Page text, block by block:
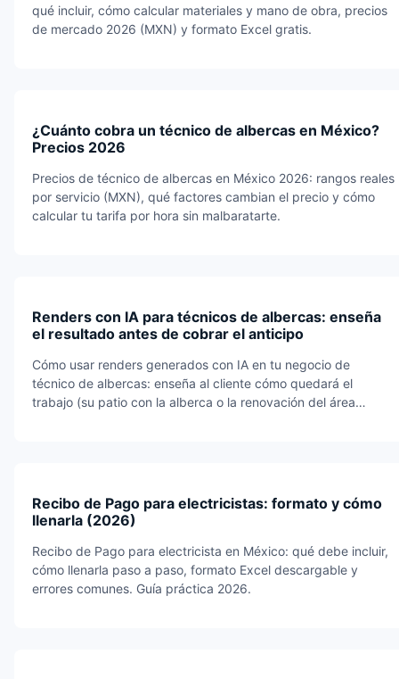
qué incluir, cómo calcular materiales y mano de obra, precios
de mercado 2026 (MXN) y formato Excel gratis.
¿Cuánto cobra un técnico de albercas en México?
Precios 2026
Precios de técnico de albercas en México 2026: rangos reales
por servicio (MXN), qué factores cambian el precio y cómo
calcular tu tarifa por hora sin malbaratarte.
Renders con IA para técnicos de albercas: enseña
el resultado antes de cobrar el anticipo
Cómo usar renders generados con IA en tu negocio de
técnico de albercas: enseña al cliente cómo quedará el
trabajo (su patio con la alberca o la renovación del área
Recibo de Pago para electricistas: formato y cómo
llenarla (2026)
Recibo de Pago para electricista en México: qué debe incluir,
cómo llenarla paso a paso, formato Excel descargable y
errores comunes. Guía práctica 2026.